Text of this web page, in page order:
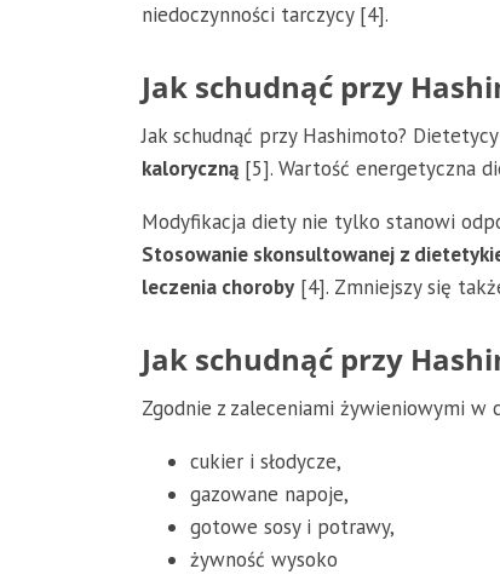
niedoczynności tarczycy [4].
Jak schudnąć przy
Jak schudnąć przy Hashimoto?
kaloryczną [5]. Wartość energetyczna
Modyfikacja diety nie tylko stanowi
Stosowanie skonsultowanej z
leczenia choroby [4]. Zmniejszy się
Jak schudnąć przy
Zgodnie z zaleceniami żywieniowymi
cukier i słodycze,
gazowane napoje,
gotowe sosy i potrawy,
żywność wysoko